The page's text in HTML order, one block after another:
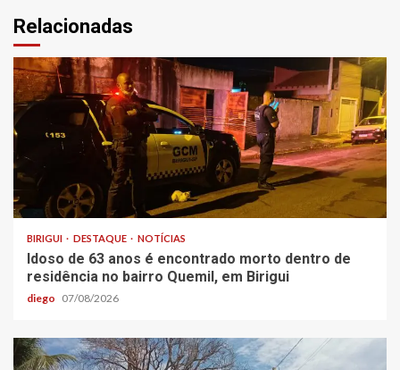
Relacionadas
BIRIGUI DESTAQUE NOTÍCIAS
Idoso de 63 anos é encontrado morto dentro de
residência no bairro Quemil, em Birigui
diego 07/08/2026